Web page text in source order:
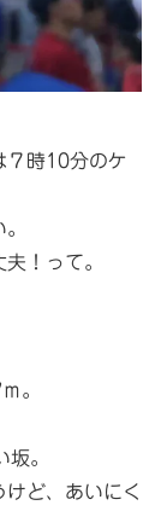
７時10分のケ
！って。
。
。
ど、あいにく